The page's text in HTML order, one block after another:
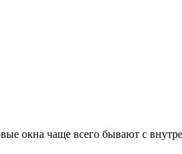
окна чаще всего бывают с